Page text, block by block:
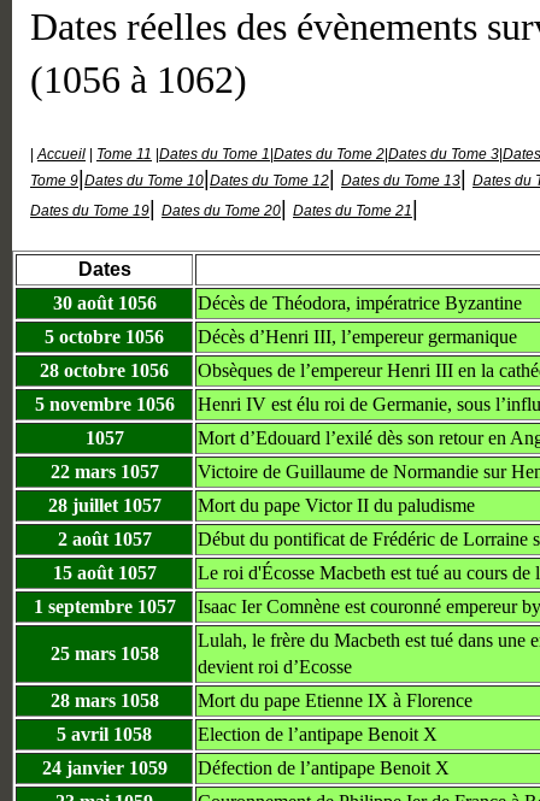
Dates réelles des évènements
(1056 à 1062)
|Accueil Tome 11 Dates du Tome 1 Dates du Tome 2 Dates du Tome 3
Tome 9 Dates du Tome 10 Dates du Tome 12 Dates du Tome 13
Dates du
Dates du Tome 19
Dates du Tome 20 Dates du Tome 21
Dates
30 août 1056
Décès de Théodora, impératrice Byzantine
5 octobre 1056
Décès d’Henri III, l’empereur germanique
28 octobre 1056
Obsèques de l’empereur Henri III en la
5 novembre 1056
Henri IV est élu roi de Germanie, sous
1057
Mort d’Edouard l’exilé dès son retour en
22 mars 1057
Victoire de Guillaume de Normandie sur
28 juillet 1057
Mort du pape Victor II du paludisme
2 août 1057
Début du pontificat de Frédéric de Lorraine
15 août 1057
Le roi d'Écosse Macbeth est tué au cours
1 septembre 1057
Isaac Ier Comnène est couronné empereur
25 mars 1058
Lulah, le frère du Macbeth est tué dans une
devient roi d’Ecosse
28 mars 1058
Mort du pape Etienne IX à Florence
5 avril 1058
Election de l’antipape Benoit X
24 janvier 1059
Défection de l’antipape Benoit X